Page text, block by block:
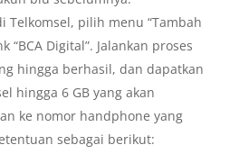
Telkomsel, pilih menu “Tambah
“BCA Digital”. Jalankan proses
hingga berhasil, dan dapatkan
hingga 6 GB yang akan
ke nomor handphone yang
sebagai berikut: